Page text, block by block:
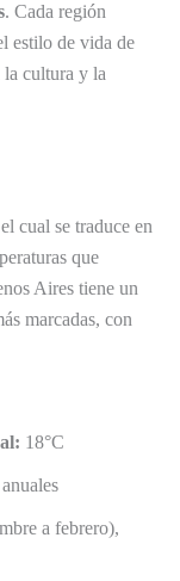
. Cada región
estilo de vida de
la cultura y la
cual se traduce en
que
Aires tiene un
marcadas, con
18°C
a febrero),